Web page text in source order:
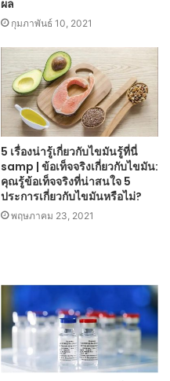
ผล
กุมภาพันธ์ 10, 2021
5 เรื่องน่ารู้เกี่ยวกับไขมันรู้ที่นี่
samp | ข้อเท็จจริงเกี่ยวกับไขมัน:
คุณรู้ข้อเท็จจริงที่น่าสนใจ 5
ประการเกี่ยวกับไขมันหรือไม่?
พฤษภาคม 23, 2021